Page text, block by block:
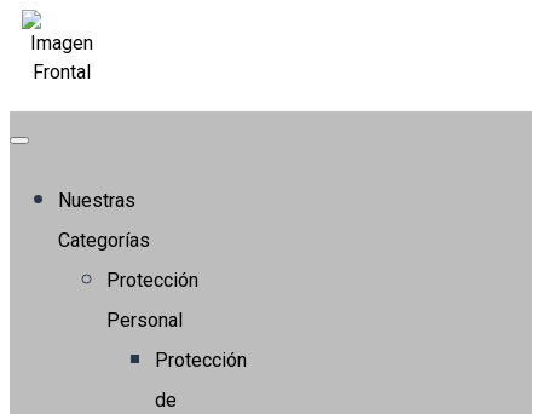
Nuestras
Categorías
Protección
Personal
Protección
de